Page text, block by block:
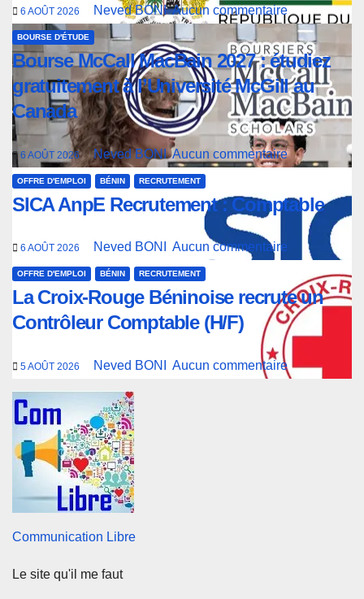
6 AOÛT 2026 Neved BONIAucun commentaire
BOURSE D'ÉTUDE
Bourse McCall MacBain 2027 : étudiez
gratuitement à l’Université McGill au
Canada
6 AOÛT 2026 Neved BONIAucun commentaire
OFFRE D'EMPLOI BÉNIN RECRUTEMENT
SICA AnpE Recrutement : Comptable
6 AOÛT 2026 Neved BONI Aucun commentaire
OFFRE D'EMPLOI BÉNIN RECRUTEMENT
La Croix-Rouge Béninoise recrute un
Contrôleur Comptable (H/F)
5 AOÛT 2026 Neved BONI Aucun commentaire
Communication Libre
Le site qu'il me faut